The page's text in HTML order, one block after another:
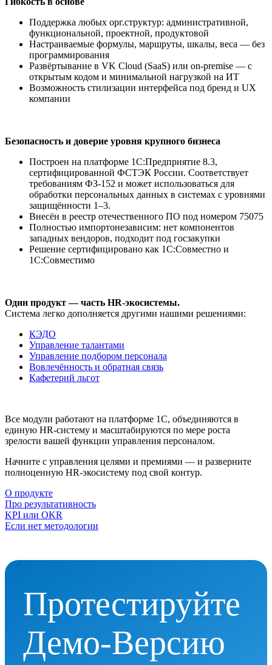
Поддержка любых орг.структур: административной,
функциональной, проектной, продуктовой
Настраиваемые формулы, маршруты, шкалы, веса — без
программирования
Развёртывание в VK Cloud (SaaS) или on-premise — с
открытым кодом и минимальной нагрузкой на ИТ
Возможность стилизации интерфейса под бренд и UX
компании
Безопасность и доверие уровня крупного бизнеса
Построен на платформе 1С:Предприятие 8.3,
сертифицированной ФСТЭК России. Соответствует
требованиям ФЗ-152 и может использоваться для
обработки персональных данных в системах с уровнями
защищённости 1–3.
Внесён в реестр отечественного ПО под номером 75075
Полностью импортонезависим: нет компонентов
западных вендоров, подходит под госзакупки
Решение сертифицировано как 1С:Совместно и
1С:Совместимо
Один продукт — часть HR-экосистемы.
Система легко дополняется другими нашими решениями:
КЭДО
Управление талантами
Управление подбором персонала
Вовлечённость и обратная связь
Кафетерий льгот
Все модули работают на платформе 1С, объединяются в
единую HR-систему и масштабируются по мере роста
зрелости вашей функции управления персоналом.
Начните с управления целями и премиями — и разверните
полноценную HR-экосистему под свой контур.
О продукте
Про результативность
KPI или OKR
Если нет методологии
Протестируйте
Демо-Версию